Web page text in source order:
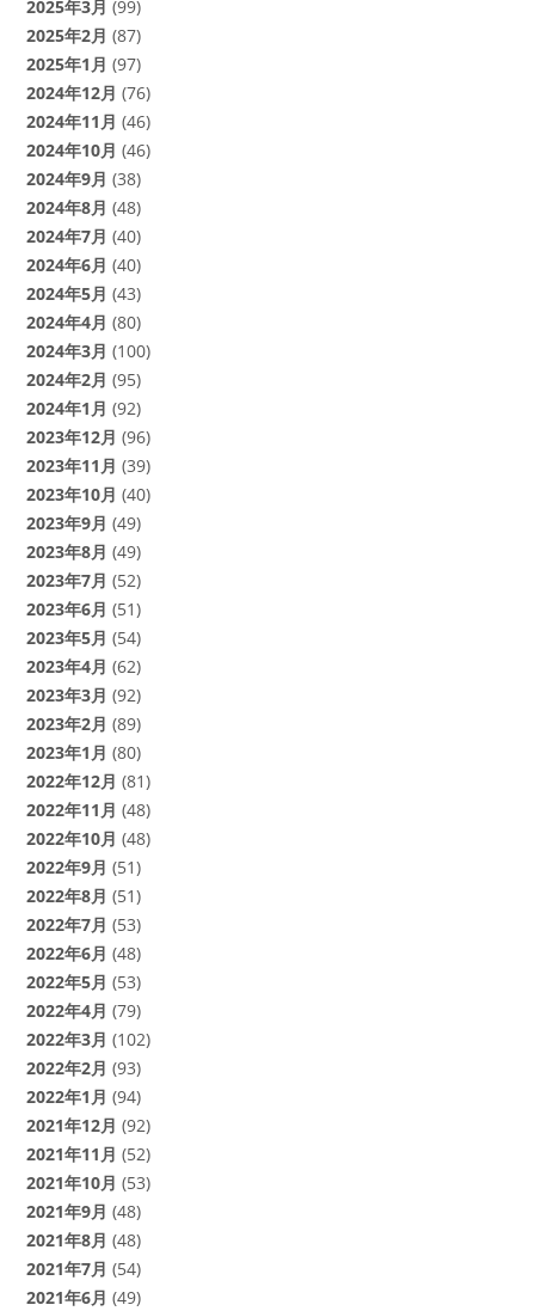
2025年3月 (99)
2025年2月 (87)
2025年1月 (97)
2024年12月 (76)
2024年11月 (46)
2024年10月 (46)
2024年9月 (38)
2024年8月 (48)
2024年7月 (40)
2024年6月 (40)
2024年5月 (43)
2024年4月 (80)
2024年3月 (100)
2024年2月 (95)
2024年1月 (92)
2023年12月 (96)
2023年11月 (39)
2023年10月 (40)
2023年9月 (49)
2023年8月 (49)
2023年7月 (52)
2023年6月 (51)
2023年5月 (54)
2023年4月 (62)
2023年3月 (92)
2023年2月 (89)
2023年1月 (80)
2022年12月 (81)
2022年11月 (48)
2022年10月 (48)
2022年9月 (51)
2022年8月 (51)
2022年7月 (53)
2022年6月 (48)
2022年5月 (53)
2022年4月 (79)
2022年3月 (102)
2022年2月 (93)
2022年1月 (94)
2021年12月 (92)
2021年11月 (52)
2021年10月 (53)
2021年9月 (48)
2021年8月 (48)
2021年7月 (54)
2021年6月 (49)